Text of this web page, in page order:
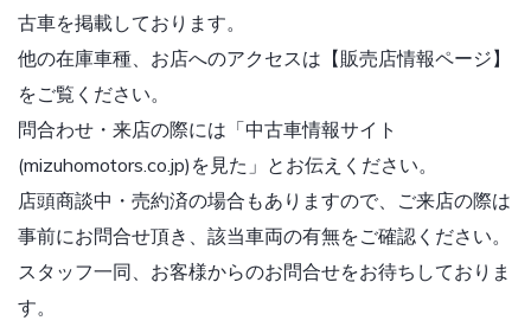
古車を掲載しております。
他の在庫車種、お店へのアクセスは【販売店情報ページ】
をご覧ください。
問合わせ・来店の際には「中古車情報サイト
(mizuhomotors.co.jp)を見た」とお伝えください。
店頭商談中・売約済の場合もありますので、ご来店の際は
事前にお問合せ頂き、該当車両の有無をご確認ください。
スタッフ一同、お客様からのお問合せをお待ちしておりま
す。